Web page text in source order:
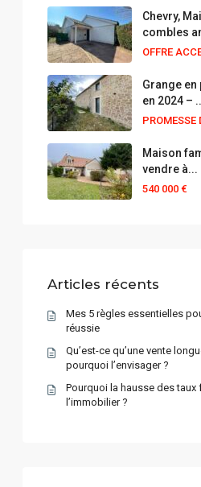
Chevry,
combles
OFFRE
Grange
en 2024 –
PROMESSE
Maison
vendre à...
540 000 €
Articles récents
Mes 5 règles essentielles
réussie
Qu’est-ce qu’une vente
pourquoi l’envisager ?
Pourquoi la hausse des
l’immobilier ?